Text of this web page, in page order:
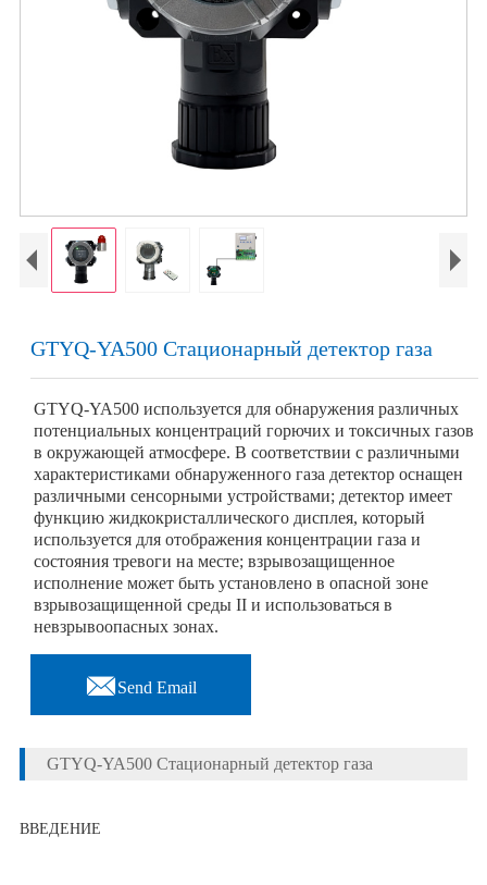
GTYQ-YA500 Стационарный детектор газа
GTYQ-YA500 используется для обнаружения различных
потенциальных концентраций горючих и токсичных газов
в окружающей атмосфере. В соответствии с различными
характеристиками обнаруженного газа детектор оснащен
различными сенсорными устройствами; детектор имеет
функцию жидкокристаллического дисплея, который
используется для отображения концентрации газа и
состояния тревоги на месте; взрывозащищенное
исполнение может быть установлено в опасной зоне
взрывозащищенной среды II и использоваться в
невзрывоопасных зонах.
Send Email
GTYQ-YA500 Стационарный детектор газа
ВВЕДЕНИЕ